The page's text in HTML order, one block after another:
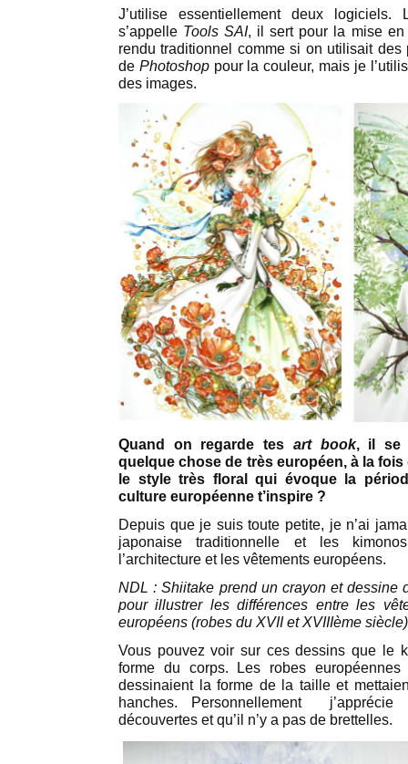
J’utilise essentiellement deux
s’appelle Tools SAI, il sert pour la mise en
rendu traditionnel comme si on utilisait
de Photoshoppour la couleur, mais je
des images.
Quand on regarde tes art book, il se
quelque chose de très européen, à la
le style très floral qui évoque la
culture européenne t’inspire ?
Depuis que je suis toute petite, je n’ai
japonaise traditionnelle et les
l’architecture et les vêtements européens.
NDL : Shiitake prend un crayon et dessine
pour illustrer les différences entre les
européens (robes du XVII et XVIIIème
Vous pouvez voir sur ces dessins que le
forme du corps. Les robes européennes
dessinaient la forme de la taille et
hanches. Personnellement
découvertes et qu’il n’y a pas de brettelles.